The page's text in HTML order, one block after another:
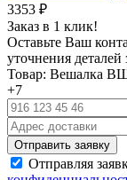
3353 ₽
Заказ в 1 клик!
Оставьте Ваш
уточнения деталей
Товар: Вешалка
+7
Отправляя